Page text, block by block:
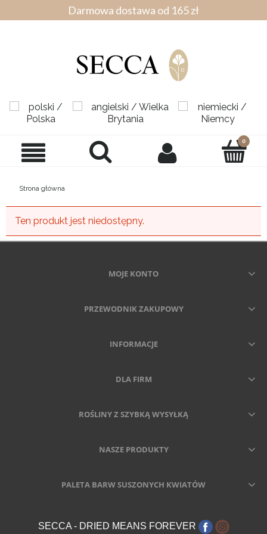
Darmowa dostawa od 165 zł
Strona główna
Ten produkt jest niedostępny.
MOJE KONTO
PRZEWODNIK ZAKUPOWY
INFORMACJE
DLA FIRM
ROŚLINY Z SZYBKĄ WYSYŁKĄ
NASZE PRODUKTY
PALETA BARW SUSZONYCH KWIATÓW
SECCA - DRIED MEANS FOREVER